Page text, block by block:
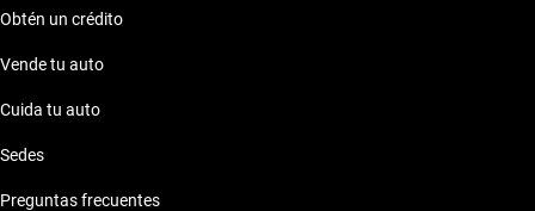
Obtén un crédito
Vende tu auto
Cuida tu auto
Sedes
Preguntas frecuentes